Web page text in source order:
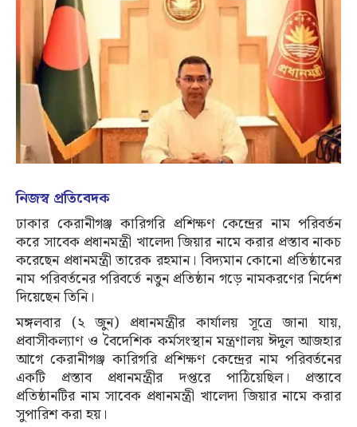
নিজস্ব প্রতিবেদক
ঢাকার কেরানীগঞ্জ কারিগরি প্রশিক্ষণ কেন্দ্রের নাম পরিবর্তন
করে সাবেক প্রধানমন্ত্রী খালেদা জিয়ার নামে করার প্রস্তাব নাকচ
করেছেন প্রধানমন্ত্রী তারেক রহমান। বিদ্যমান কোনো প্রতিষ্ঠানের
নাম পরিবর্তনের পরিবর্তে নতুন প্রতিষ্ঠান গড়ে নামকরণের নির্দেশ
দিয়েছেন তিনি।
মঙ্গলবার (২ জুন) প্রধানমন্ত্রীর কার্যালয় সূত্রে জানা যায়,
প্রবাসীকল্যাণ ও বৈদেশিক কর্মসংস্থান মন্ত্রণালয় ঈদুল আজহার
আগে কেরানীগঞ্জ কারিগরি প্রশিক্ষণ কেন্দ্রের নাম পরিবর্তনের
একটি প্রস্তাব প্রধানমন্ত্রীর দপ্তরে পাঠিয়েছিল। প্রস্তাবে
প্রতিষ্ঠানটির নাম সাবেক প্রধানমন্ত্রী খালেদা জিয়ার নামে করার
সুপারিশ করা হয়।